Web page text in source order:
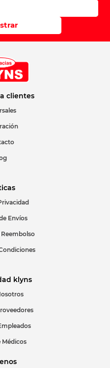
1 a 5 estrellas
clientes
Envíos
klyns
Médicos